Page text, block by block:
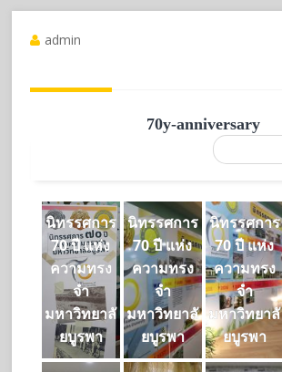
admin
70y-anniversary
นิทรรศการ
70 ปี แห่ง
ความทรง
จำ
มหาวิทยาลั
ยบูรพา
นิทรรศการ
70 ปี แห่ง
ความทรง
จำ
มหาวิทยาลั
ยบูรพา
นิทรรศการ
70 ปี แห่ง
ความทรง
จำ
มหาวิทยาลั
ยบูรพา